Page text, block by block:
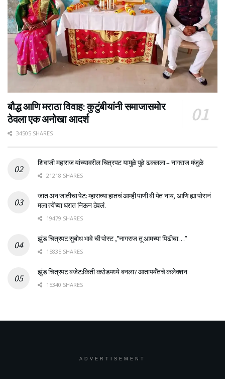
बौद्ध आणि मराठा विवाह: कुटुंबीयांनी समाजासमोर
ठेवला एक अनोखा आदर्श
34505 SHARES
शिवाजी महाराज यांच्यावरील चित्रपट यामुळे पुढे ढकलला – नागराज मंजुळे
21218 SHARES
जात अन जातीचा पेट: म्हाराच्या हातचं आम्ही पाणी बी पेत नाय, आणि ह्या पोरानं
मला त्येंच्या घरात निऊन ठेवलं.
19479 SHARES
झुंड चित्रपट:सुबोध भावे ची पोस्ट ,”नागराज तू आमच्या पिढीचा…”
15835 SHARES
झुंड चित्रपट बजेट:किती करोडमध्ये बनला? आतापर्यँतचे कलेक्शन
15340 SHARES
ADVERTISEMENT